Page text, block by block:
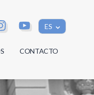
ES
CONTACTO